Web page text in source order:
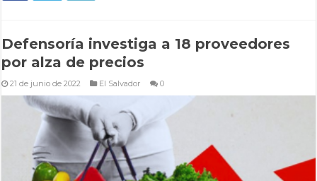
Defensoría investiga a 18 proveedores
por alza de precios
21 de junio de 2022 El Salvador 0